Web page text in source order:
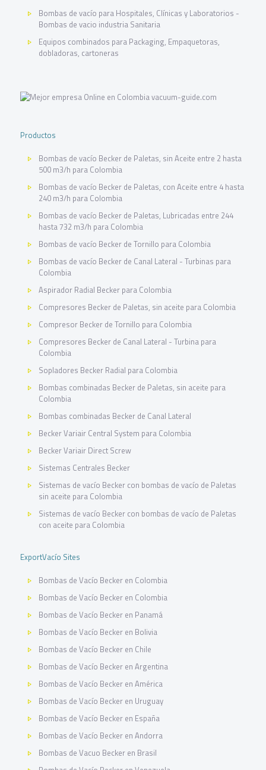
Bombas de vacío para Hospitales, Clínicas y Laboratorios -
Bombas de vacio industria Sanitaria
Equipos combinados para Packaging, Empaquetoras,
dobladoras, cartoneras
Productos
Bombas de vacío Becker de Paletas, sin Aceite entre 2 hasta
500 m3/h para Colombia
Bombas de vacío Becker de Paletas, con Aceite entre 4 hasta
240 m3/h para Colombia
Bombas de vacío Becker de Paletas, Lubricadas entre 244
hasta 732 m3/h para Colombia
Bombas de vacío Becker de Tornillo para Colombia
Bombas de vacío Becker de Canal Lateral - Turbinas para
Colombia
Aspirador Radial Becker para Colombia
Compresores Becker de Paletas, sin aceite para Colombia
Compresor Becker de Tornillo para Colombia
Compresores Becker de Canal Lateral - Turbina para
Colombia
Sopladores Becker Radial para Colombia
Bombas combinadas Becker de Paletas, sin aceite para
Colombia
Bombas combinadas Becker de Canal Lateral
Becker Variair Central System para Colombia
Becker Variair Direct Screw
Sistemas Centrales Becker
Sistemas de vacío Becker con bombas de vacío de Paletas
sin aceite para Colombia
Sistemas de vacío Becker con bombas de vacío de Paletas
con aceite para Colombia
ExportVacío Sites
Bombas de Vacío Becker en Colombia
Bombas de Vacío Becker en Colombia
Bombas de Vacío Becker en Panamá
Bombas de Vacío Becker en Bolivia
Bombas de Vacío Becker en Chile
Bombas de Vacío Becker en Argentina
Bombas de Vacío Becker en América
Bombas de Vacío Becker en Uruguay
Bombas de Vacío Becker en España
Bombas de Vacío Becker en Andorra
Bombas de Vacuo Becker en Brasil